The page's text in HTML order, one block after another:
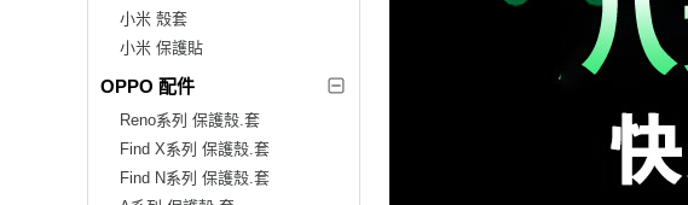
小米 殼套
小米 保護貼
OPPO 配件
Reno系列 保護殼.套
Find X系列 保護殼.套
Find N系列 保護殼.套